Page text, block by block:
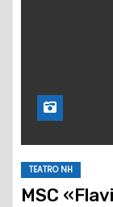
TEATRO NH
MSC